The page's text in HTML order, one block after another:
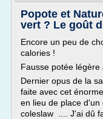
Popote et
vert ? Le goût
Encore un peu de
calories !
Fausse potée légère
Dernier opus de la
faite avec cet
en lieu de place
coleslaw .... J'ai dû